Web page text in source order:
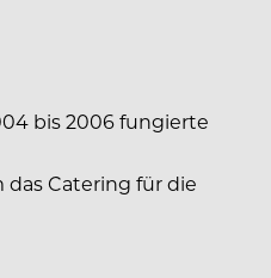
bis 2006 fungierte
Catering für die